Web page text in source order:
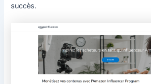
succès.